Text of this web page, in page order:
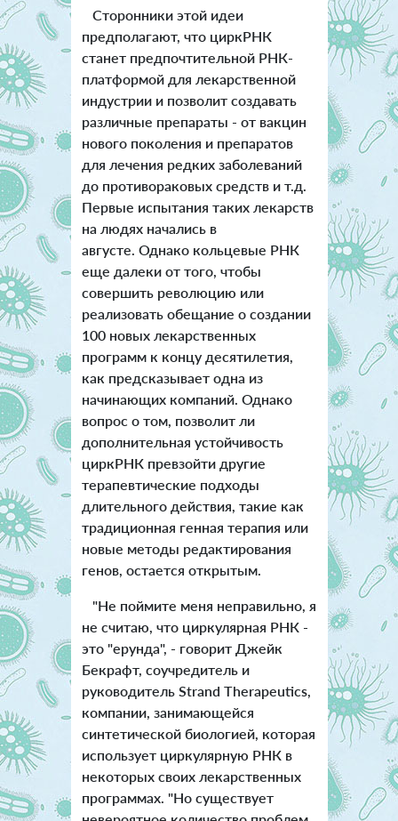
Сторонники этой идеи
предполагают, что циркРНК
станет предпочтительной РНК-
платформой для лекарственной
индустрии и позволит создавать
различные препараты - от вакцин
нового поколения и препаратов
для лечения редких заболеваний
до противораковых средств и т.д.
Первые испытания таких лекарств
на людях начались в
августе. Однако кольцевые РНК
еще далеки от того, чтобы
совершить революцию или
реализовать обещание о создании
100 новых лекарственных
программ к концу десятилетия,
как предсказывает одна из
начинающих компаний. Однако
вопрос о том, позволит ли
дополнительная устойчивость
циркРНК превзойти другие
терапевтические подходы
длительного действия, такие как
традиционная генная терапия или
новые методы редактирования
генов, остается открытым.
"Не поймите меня неправильно, я
не считаю, что циркулярная РНК -
это "ерунда", - говорит Джейк
Бекрафт, соучредитель и
руководитель Strand Therapeutics,
компании, занимающейся
синтетической биологией, которая
использует циркулярную РНК в
некоторых своих лекарственных
программах. "Но существует